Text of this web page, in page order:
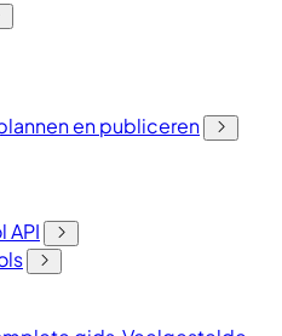
en publiceren
API